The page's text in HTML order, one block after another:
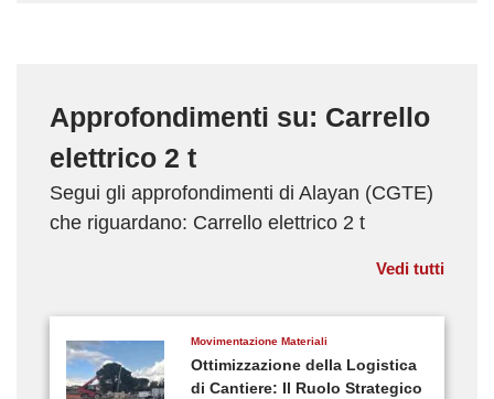
Approfondimenti su: Carrello
elettrico 2 t
Vedi tutti
Segui gli approfondimenti di Alayan (CGTE)
che riguardano: Carrello elettrico 2 t
Movimentazione Materiali
Ottimizzazione della Logistica
di Cantiere: Il Ruolo Strategico